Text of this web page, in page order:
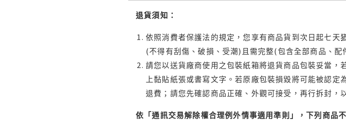
退貨須知：
依照消費者保護法的規定，您享有商品貨到次日起七
(不得有刮傷、破損、受潮)且需完整(包含全部商品、
請您以送貨廠商使用之包裝紙箱將退貨商品包裝妥當
上黏貼紙張或書寫文字。若原廠包裝損毀將可能被認
退費；請您先確認商品正確、外觀可接受，再行拆封，
依「通訊交易解除權合理例外情事適用準則」，下列商品